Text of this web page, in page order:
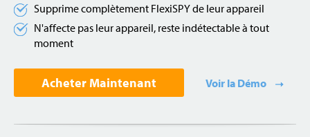
Supprime complètement FlexiSPY de leur appareil
N'affecte pas leur appareil, reste indétectable à tout
moment
Acheter Maintenant Voir la Démo